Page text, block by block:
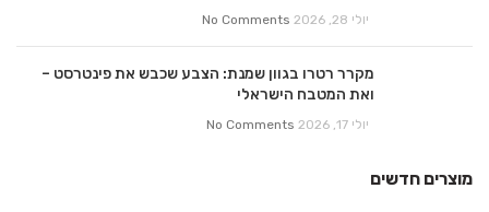
יולי 28, 2026 No Comments
מקרר רטרו בגוון שמנת: הצבע שכבש את פינטרסט –
ואת המטבח הישראלי
יולי 17, 2026 No Comments
מוצרים חדשים